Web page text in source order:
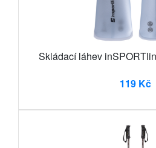
Skládací láhev
119 Kč